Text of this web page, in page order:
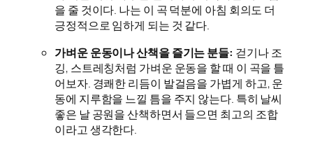
을 줄 것이다. 나는 이 곡 덕분에 아침 회의도 더
긍정적으로 임하게 되는 것 같다.
가벼운 운동이나 산책을 즐기는 분들: 걷기나 조
깅, 스트레칭처럼 가벼운 운동을 할 때 이 곡을 틀
어보자. 경쾌한 리듬이 발걸음을 가볍게 하고, 운
동에 지루함을 느낄 틈을 주지 않는다. 특히 날씨
좋은 날 공원을 산책하면서 들으면 최고의 조합
이라고 생각한다.